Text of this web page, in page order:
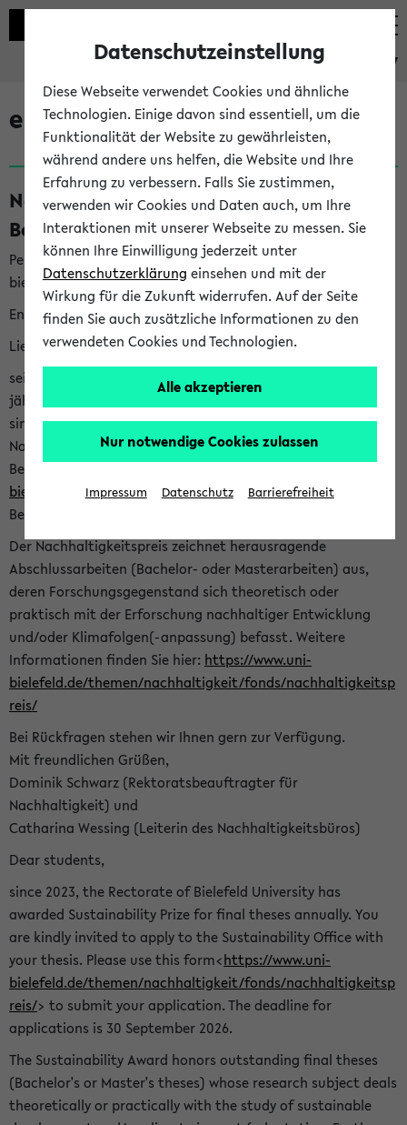
eKVV
eKVV News
Nachhaltigkeitspreis 2026:
Bewerbungsphase gestartet (06.08.26)
Per E-Mail eingestellt von nachhaltigkeitsbuero@uni-
bielefeld.de an den Verteiler 'Alle Studierenden':
English version below
Liebe Studierende,
seit 2023 verleiht das Rektorat der Universität Bielefeld
jährlich den Nachhaltigkeitspreis für Abschlussarbeiten. Sie
sind herzlich eingeladen sich mit Ihrer Abschlussarbeit beim
Nachhaltigkeitsbüro zu bewerben. Bitte nutzen Sie für Ihre
Bewerbung dieses Formular<https://formulare.uni-
bielefeld.de/frontend-server/form/provide/913/>. Die
Bewerbungsfrist endet am 30.09.2026.
Der Nachhaltigkeitspreis zeichnet herausragende
Abschlussarbeiten (Bachelor- oder Masterarbeiten) aus,
deren Forschungsgegenstand sich theoretisch oder
praktisch mit der Erforschung nachhaltiger Entwicklung
und/oder Klimafolgen(-anpassung) befasst. Weitere
Informationen finden Sie hier: https://www.uni-
bielefeld.de/themen/nachhaltigkeit/fonds/nachhaltigkeitsp
reis/
Bei Rückfragen stehen wir Ihnen gern zur Verfügung.
Mit freundlichen Grüßen,
Dominik Schwarz (Rektoratsbeauftragter für
Nachhaltigkeit) und
Catharina Wessing (Leiterin des Nachhaltigkeitsbüros)
Dear students,
since 2023, the Rectorate of Bielefeld University has
awarded Sustainability Prize for final theses annually. You
are kindly invited to apply to the Sustainability Office with
your thesis. Please use this form<https://www.uni-
bielefeld.de/themen/nachhaltigkeit/fonds/nachhaltigkeitsp
reis/> to submit your application. The deadline for
applications is 30 September 2026.
The Sustainability Award honors outstanding final theses
(Bachelor's or Master's theses) whose research subject deals
theoretically or practically with the study of sustainable
Datenschutzeinstellung
Diese Webseite verwendet Cookies und ähnliche
Technologien. Einige davon sind essentiell, um die
Funktionalität der Website zu gewährleisten,
während andere uns helfen, die Website und Ihre
Erfahrung zu verbessern. Falls Sie zustimmen,
verwenden wir Cookies und Daten auch, um Ihre
Interaktionen mit unserer Webseite zu messen. Sie
können Ihre Einwilligung jederzeit unter
Datenschutzerklärung einsehen und mit der
Wirkung für die Zukunft widerrufen. Auf der Seite
finden Sie auch zusätzliche Informationen zu den
verwendeten Cookies und Technologien.
Alle akzeptieren
Nur notwendige Cookies zulassen
Impressum Datenschutz Barrierefreiheit